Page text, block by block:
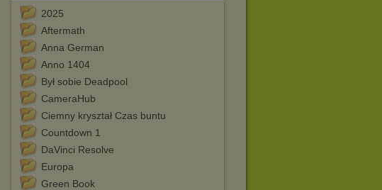
2025
Aftermath
Anna German
Anno 1404
Był sobie Deadpool
CameraHub
Ciemny kryształ Czas buntu
Countdown 1
DaVinci Resolve
Europa
Green Book